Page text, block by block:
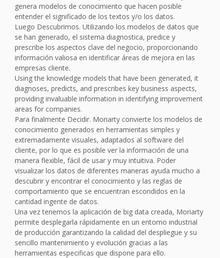
genera modelos de conocimiento que hacen posible
entender el significado de los textos y/o los datos.
Luego Descubrimos. Utilizando los modelos de datos que
se han generado, el sistema diagnostica, predice y
prescribe los aspectos clave del negocio, proporcionando
información valiosa en identificar áreas de mejora en las
empresas cliente.
Using the knowledge models that have been generated, it
diagnoses, predicts, and prescribes key business aspects,
providing invaluable information in identifying improvement
areas for companies.
Para finalmente Decidir. Moriarty convierte los modelos de
conocimiento generados en herramientas simples y
extremadamente visuales, adaptados al software del
cliente, por lo que es posible ver la información de una
manera flexible, fácil de usar y muy intuitiva. Poder
visualizar los datos de diferentes maneras ayuda mucho a
descubrir y encontrar el conocimiento y las reglas de
comportamiento que se encuentran escondidos en la
cantidad ingente de datos.
Una vez tenemos la aplicación de big data creada, Moriarty
permite desplegarla rápidamente en un entorno industrial
de producción garantizando la calidad del despliegue y su
sencillo mantenimiento y evolución gracias a las
herramientas especificas que dispone para ello.